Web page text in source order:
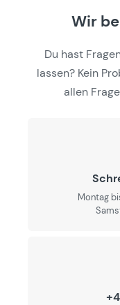
Wir
Du hast
lassen? Kein
allen
Montag